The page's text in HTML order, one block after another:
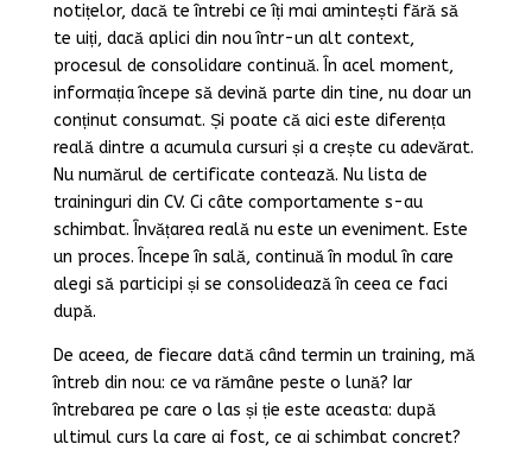
notițelor, dacă te întrebi ce îți mai amintești fără să
te uiți, dacă aplici din nou într-un alt context,
procesul de consolidare continuă. În acel moment,
informația începe să devină parte din tine, nu doar un
conținut consumat. Și poate că aici este diferența
reală dintre a acumula cursuri și a crește cu adevărat.
Nu numărul de certificate contează. Nu lista de
traininguri din CV. Ci câte comportamente s-au
schimbat. Învățarea reală nu este un eveniment. Este
un proces. Începe în sală, continuă în modul în care
alegi să participi și se consolidează în ceea ce faci
după.
De aceea, de fiecare dată când termin un training, mă
întreb din nou: ce va rămâne peste o lună? Iar
întrebarea pe care o las și ție este aceasta: după
ultimul curs la care ai fost, ce ai schimbat concret?